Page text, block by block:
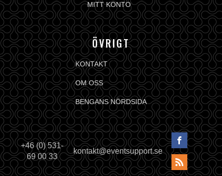
MITT KONTO
ÖVRIGT
KONTAKT
OM OSS
BENGANS NÖRDSIDA
+46 (0) 531-
69 00 33
kontakt@eventsupport.se